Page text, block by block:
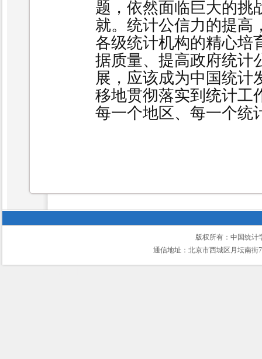
题，依然面临巨大的挑
就。统计公信力的提高
各级统计机构的精心培
据质量、提高政府统计
展，应该成为中国统计
移地贯彻落实到统计工
每一个地区、每一个统
版权所有：中国统计
通信地址：北京市西城区月坛南